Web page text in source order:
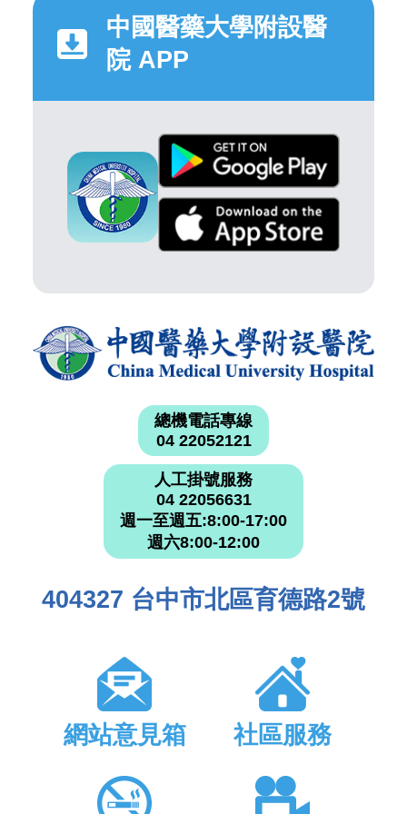
中國醫藥大學附設醫
院 APP
總機電話專線
04 22052121
人工掛號服務
04 22056631
週一至週五:8:00-17:00
週六8:00-12:00
404327 台中市北區育德路2號
網站意見箱 社區服務